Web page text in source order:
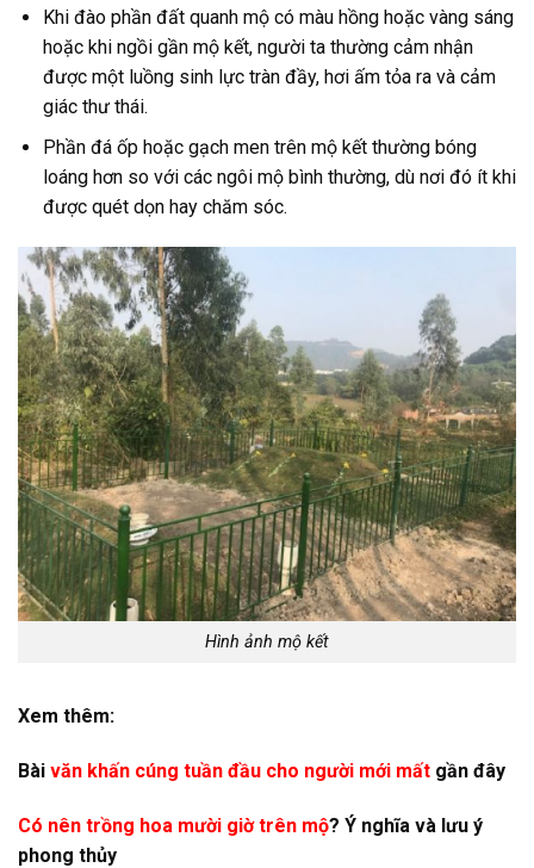
Khi đào phần đất quanh mộ có màu hồng hoặc vàng sáng
hoặc khi ngồi gần mộ kết, người ta thường cảm nhận
được một luồng sinh lực tràn đầy, hơi ấm tỏa ra và cảm
giác thư thái.
Phần đá ốp hoặc gạch men trên mộ kết thường bóng
loáng hơn so với các ngôi mộ bình thường, dù nơi đó ít khi
được quét dọn hay chăm sóc.
Hình ảnh mộ kết
Xem thêm:
Bài văn khấn cúng tuần đầu cho người mới mất gần đây
Có nên trồng hoa mười giờ trên mộ? Ý nghĩa và lưu ý
phong thủy